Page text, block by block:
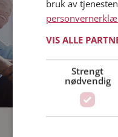
bruk av
VIS ALLE
Strengt
nødvendig